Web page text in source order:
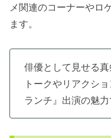
メ関連のコーナーやロ
ます。
俳優として見せる
トークやリアクシ
ランチ』出演の魅力